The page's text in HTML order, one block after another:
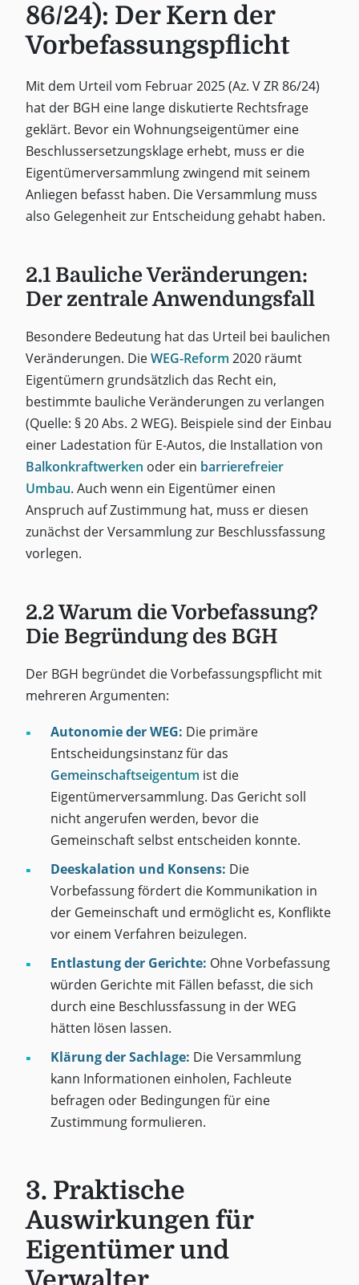
86/24): Der Kern der
Vorbefassungspflicht
Mit dem Urteil vom Februar 2025 (Az. V ZR 86/24)
hat der BGH eine lange diskutierte Rechtsfrage
geklärt. Bevor ein Wohnungseigentümer eine
Beschlussersetzungsklage erhebt, muss er die
Eigentümerversammlung zwingend mit seinem
Anliegen befasst haben. Die Versammlung muss
also Gelegenheit zur Entscheidung gehabt haben.
2.1 Bauliche Veränderungen:
Der zentrale Anwendungsfall
Besondere Bedeutung hat das Urteil bei baulichen
Veränderungen. DieWEG-Reform 2020 räumt
Eigentümern grundsätzlich das Recht ein,
bestimmte bauliche Veränderungen zu verlangen
(Quelle: § 20 Abs. 2 WEG). Beispiele sind der Einbau
einer Ladestation für E-Autos, die Installation von
Balkonkraftwerken oder ein barrierefreier
Umbau. Auch wenn ein Eigentümer einen
Anspruch auf Zustimmung hat, muss er diesen
zunächst der Versammlung zur Beschlussfassung
vorlegen.
2.2 Warum die Vorbefassung?
Die Begründung des BGH
Der BGH begründet die Vorbefassungspflicht mit
mehreren Argumenten:
Autonomie der WEG: Die primäre
Entscheidungsinstanz für das
Gemeinschaftseigentum ist die
Eigentümerversammlung. Das Gericht soll
nicht angerufen werden, bevor die
Gemeinschaft selbst entscheiden konnte.
Deeskalation und Konsens: Die
Vorbefassung fördert die Kommunikation in
der Gemeinschaft und ermöglicht es, Konflikte
vor einem Verfahren beizulegen.
Entlastung der Gerichte: Ohne Vorbefassung
würden Gerichte mit Fällen befasst, die sich
durch eine Beschlussfassung in der WEG
hätten lösen lassen.
Klärung der Sachlage: Die Versammlung
kann Informationen einholen, Fachleute
befragen oder Bedingungen für eine
Zustimmung formulieren.
3. Praktische
Auswirkungen für
Eigentümer und